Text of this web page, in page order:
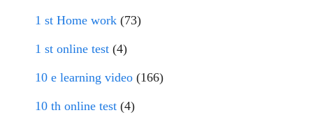
1 st Home work (73)
1 st online test (4)
10 e learning video (166)
10 th online test (4)